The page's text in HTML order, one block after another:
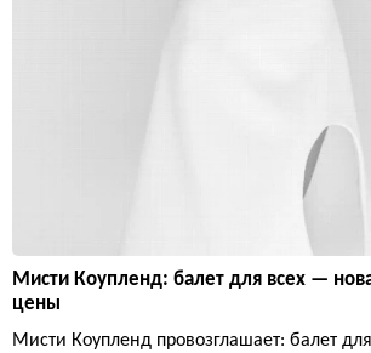
Мисти Коупленд: балет для всех —
цены
Мисти Коупленд провозглашает: балет